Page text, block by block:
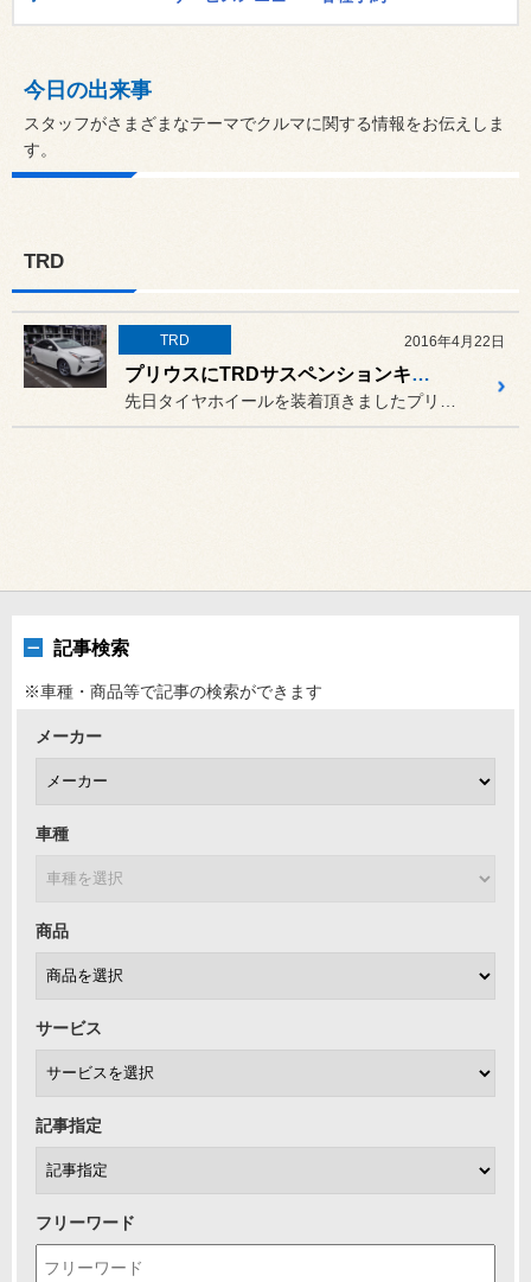
今日の出来事
スタッフがさまざまなテーマでクルマに関する情報をお伝えしま
す。
TRD
TRD 2016年4月22日
プリウスにTRDサスペンションキット
記事検索
※車種・商品等で記事の検索ができます
メーカー
車種
商品
サービス
記事指定
フリーワード